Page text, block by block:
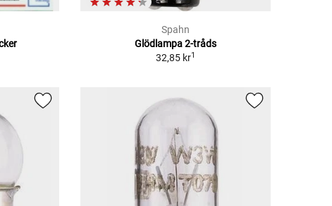
Spahn
Glödlampa 2-tråds
32,85 kr1